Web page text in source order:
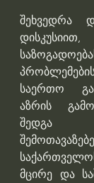
შეხვედრა
საერთო
აზრის
შედგა
მცირე და